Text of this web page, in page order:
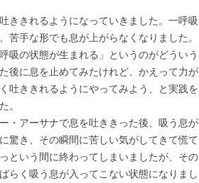
ききれるようになっていきました。一呼吸
手な形でも息が上がらなくなりました。
吸の状態が生まれる」というのがどういう
後に息を止めてみたけれど、かえって力が
吐ききれるようにやってみよう、と実践を
。
・アーサナで息を吐ききった後、吸う息が
驚き、その瞬間に苦しい気がしてきて慌て
という間に終わってしまいましたが、その
らく吸う息が入ってこない状態になりまし